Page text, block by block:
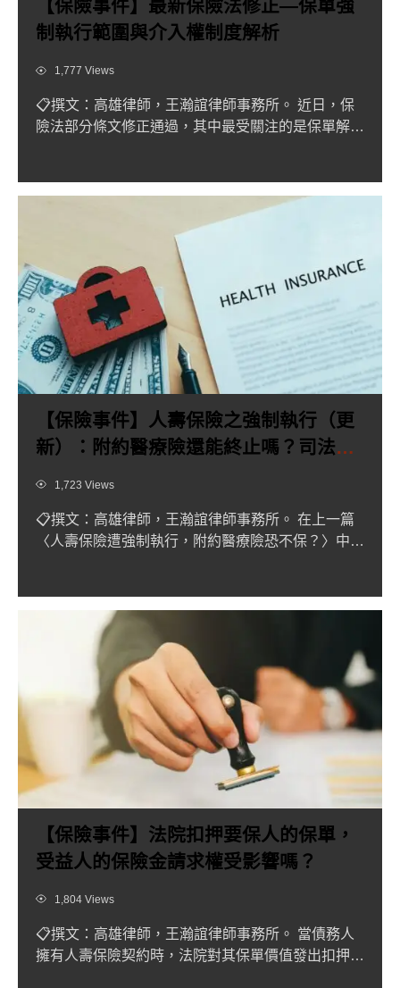
【保險事件】最新保險法修正—保單強
制執行範圍與介入權制度解析
Views1,777 Views
📋撰文：高雄律師，王瀚誼律師事務所。 近日，保
險法部分條文修正通過，其中最受關注的是保單解約
【保險事件】人壽保險之強制執行（更
新）：附約醫療險還能終止嗎？司法院
Views1,723 Views
📋撰文：高雄律師，王瀚誼律師事務所。 在上一篇
〈人壽保險遭強制執行，附約醫療險恐不保？〉中，
【保險事件】法院扣押要保人的保單，
受益人的保險金請求權受影響嗎？
Views1,804 Views
📋撰文：高雄律師，王瀚誼律師事務所。 當債務人
擁有人壽保險契約時，法院對其保單價值發出扣押命